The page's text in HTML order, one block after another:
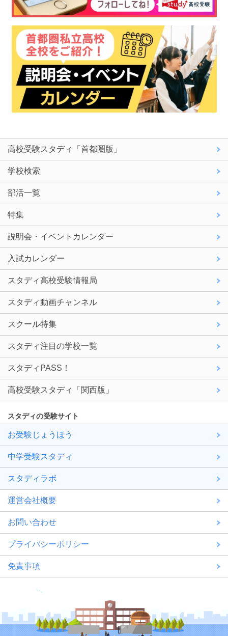
高校受験スタディ「首都圏版」
学校検索
部活一覧
特集
説明会・イベントカレンダー
入試カレンダー
スタディ高校受験情報局
スタディ動画チャンネル
スクール特集
スタディ注目の学校一覧
スタディPASS！
高校受験スタディ「関西版」
スタディの受験サイト
お受験じょうほう
中学受験スタディ
スタディラボ
運営会社概要
お問い合わせ
プライバシーポリシー
免責事項